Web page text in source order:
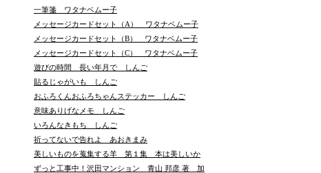
一筆箋 ワタナベムー子
メッセージカードセット（A） ワタナベムー子
メッセージカードセット（B） ワタナベムー子
メッセージカードセット（C） ワタナベムー子
遊びの時間 長い年月で しんご
貼るじゃがいも しんご
おふろくんおふろちゃんステッカー しんご
意味ありげなメモ しんご
いろんなきもち しんご
祈ってないで告れよ あおきまみ
美しいものを蒐集する羊 第１集 本は美しいか
ずっと工事中！沢田マンション 青山 邦彦 著 加